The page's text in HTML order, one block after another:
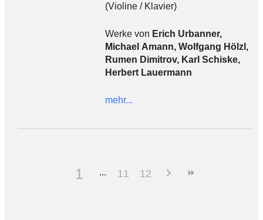
(Violine / Klavier)
Werke von Erich Urbanner,
Michael Amann, Wolfgang Hölzl,
Rumen Dimitrov, Karl Schiske,
Herbert Lauermann
mehr...
1 11 12